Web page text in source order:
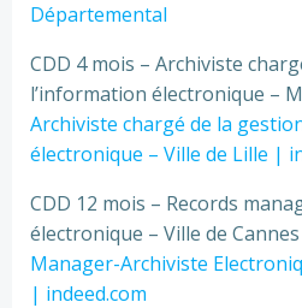
Départemental
CDD 4 mois – Archiviste
l’information électronique –
Archiviste chargé de la
électronique – Ville de Lille |
CDD 12 mois – Records
électronique – Ville de Cannes
Manager-Archiviste
| indeed.com